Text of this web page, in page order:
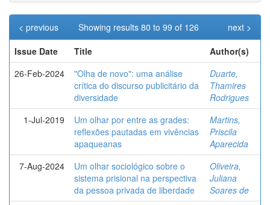
Showing results 80 to 99 of 126
< previous
next >
Issue Date
Title
Author(s)
26-Feb-2024
"Olha de novo": uma análise
crítica do discurso publicitário da
diversidade
Duarte,
Thamires
Rodrigues
1-Jul-2019
Um olhar por entre as grades:
reflexões pautadas em vivências
apaqueanas
Martins,
Priscila
Aparecida
7-Aug-2024
Um olhar sociológico sobre o
sistema prisional na perspectiva
da pessoa privada de liberdade
Oliveira,
Juliana
Soares de